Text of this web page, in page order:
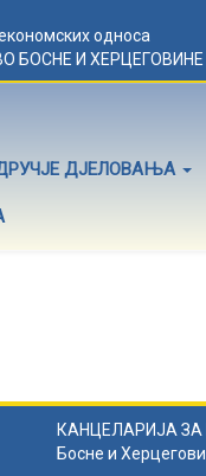
односа
БОСНЕ И ХЕРЦЕГОВИНЕ
ДЈЕЛОВАЊА
КАНЦЕЛАРИЈА
Босне и